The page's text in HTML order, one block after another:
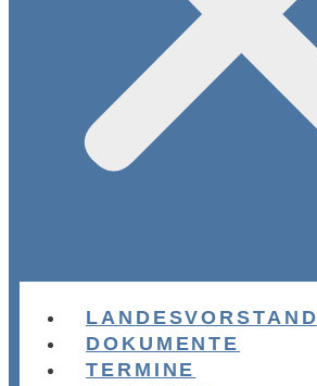
LANDESVORSTAND
DOKUMENTE
TERMINE